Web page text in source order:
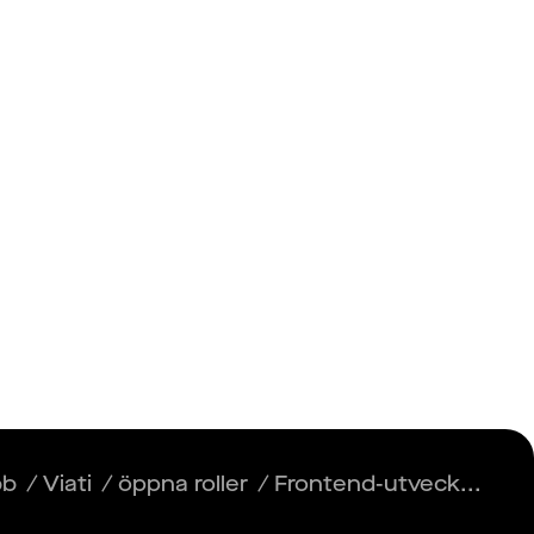
/Viati /öppna roller / Frontend-utveck...